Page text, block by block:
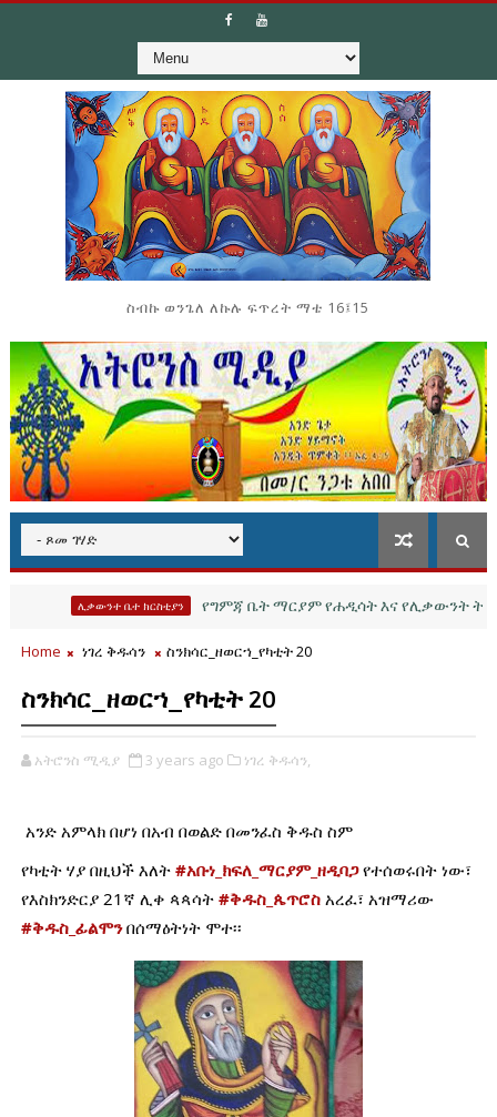
ስብኩ ወንጌለ ለኩሉ ፍጥረት ማቴ 16፤15
ሊቃውንተ ቤተ ክርስቲያን የግምጃ ቤት ማርያም የሐዲሳት እና የሊቃውንት ትርጓሜ
Home ነገረ ቅዱሳን ስንክሳር_ዘወርኀ_የካቲት 20
ስንክሳር_ዘወርኀ_የካቲት 20
አትሮንስ ሚዲያ 3 years ago ነገረ ቅዱሳን,
አንድ አምላክ በሆነ በአብ በወልድ በመንፈስ ቅዱስ ስም
የካቲት ሃያ በዚህች እለት #አቡነ_ክፍለ_ማርያም_ዘዲባጋ የተሰወሩበት ነው፣
የእስክንድርያ 21ኛ ሊቀ ጳጳሳት #ቅዱስ_ጴጥሮስ
#ቅዱስ_ፊልሞን በሰማዕትነት ሞተ፡፡